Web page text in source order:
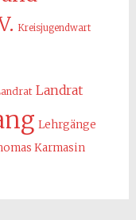
Kreisjugendwart
Landrat
Lehrgänge
Karmasin